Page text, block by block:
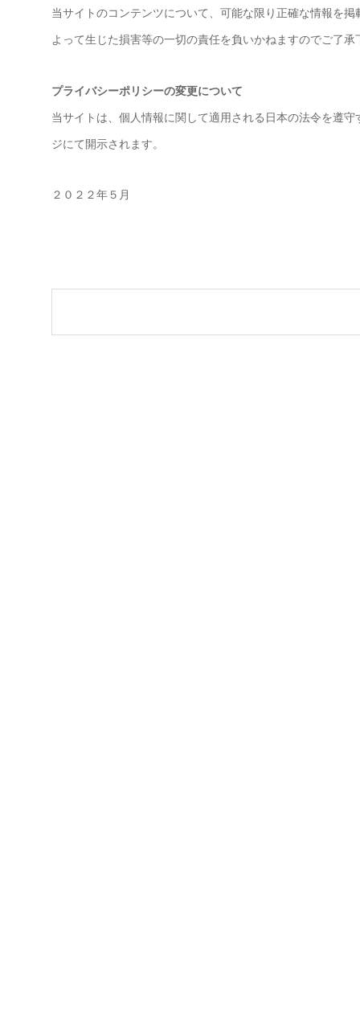
当サイトのコンテンツについて、可能な限り正確な情報を
よって生じた損害等の一切の責任を負いかねますのでご了承
プライバシーポリシーの変更について
当サイトは、個人情報に関して適用される日本の法令を遵
ジにて開示されます。
２０２２年５月